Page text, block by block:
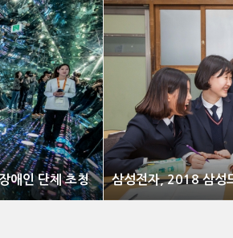
애인 단체 초청 삼성전자, 2018 삼성